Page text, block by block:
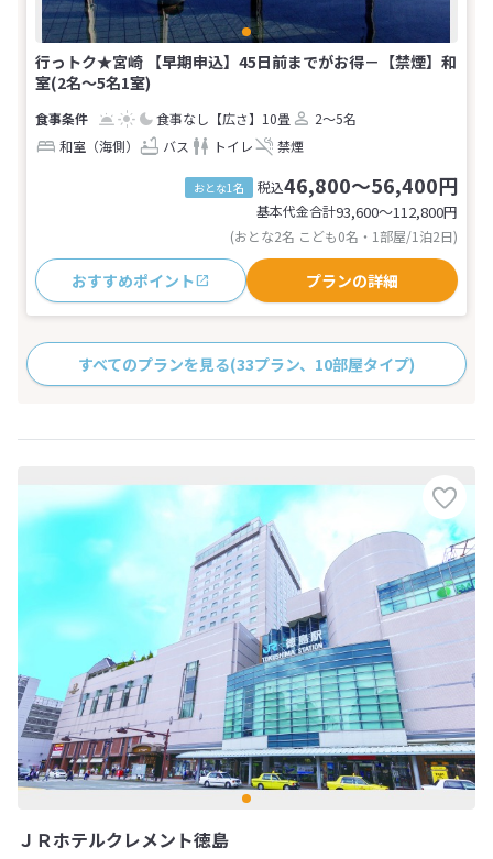
行っトク★宮崎 【早期申込】45日前までがお得－【禁煙】和
室(2名～5名1室)
食事なし 【広さ】10畳
2～5名
和室（海側）
バス トイレ 禁煙
おとな1名 税込46,800～56,400円
基本代金合計93,600〜112,800円
(おとな2名 こども0名・1部屋/1泊2日)
おすすめポイント プランの詳細
すべてのプランを見る(33プラン、10部屋タイプ)
ＪＲホテルクレメント徳島